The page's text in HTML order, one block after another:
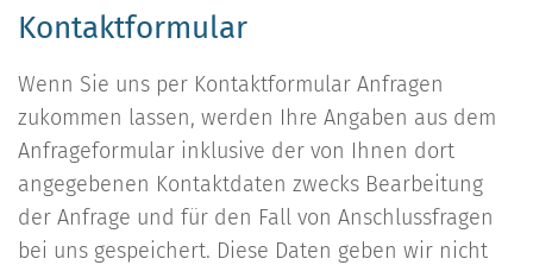
Kontaktformular
Wenn Sie uns per Kontaktformular Anfragen
zukommen lassen, werden Ihre Angaben aus dem
Anfrageformular inklusive der von Ihnen dort
angegebenen Kontaktdaten zwecks Bearbeitung
der Anfrage und für den Fall von Anschlussfragen
bei uns gespeichert. Diese Daten geben wir nicht